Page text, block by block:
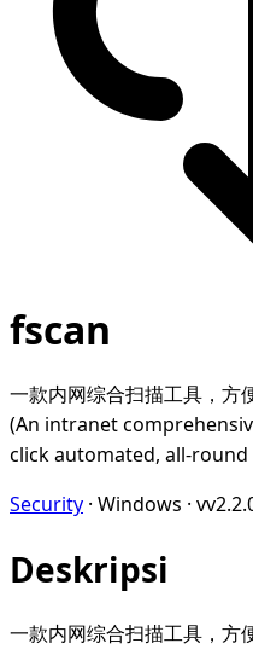
fscan
一款内网综合扫描工具，方
(An intranet
click automated, all-
Security · Windows ·
Deskripsi
一款内网综合扫描工具，方